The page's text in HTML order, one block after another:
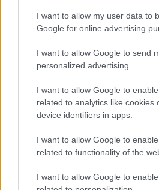
I want to allow my user data to
Google for online advertising
I want to allow Google to send
personalized advertising.
I want to allow Google to
related to analytics like cookies
device identifiers in apps.
I want to allow Google to
related to functionality of the
I want to allow Google to
mellőzd a haszontalan vitákat.
A nap
szeretet és a nyugalom
magad a párodhoz, de lépj ki
keresd meg a kenyérrevalót.